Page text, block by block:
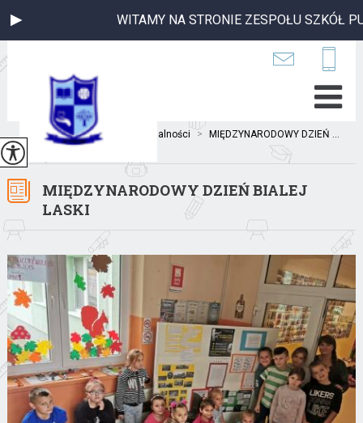
WITAMY NA STRONIE ZESPOŁU SZKÓŁ
Jesteś tutaj:Home Aktualności > MIĘDZYNARODOWY DZIEŃ ...
MIĘDZYNARODOWY DZIEŃ BIALEJ
LASKI